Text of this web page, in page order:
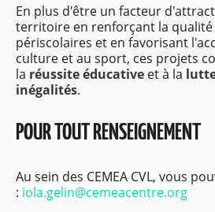
En plus d'être un facteur
territoire en renforçant la qualité
périscolaires et en favorisant
culture et au sport, ces projets
la réussite éducative et à la
inégalités.
POUR TOUT RENSEIGNEMENT
Au sein des CEMEA CVL, vous
: iola.gelin@cemeacentre.org